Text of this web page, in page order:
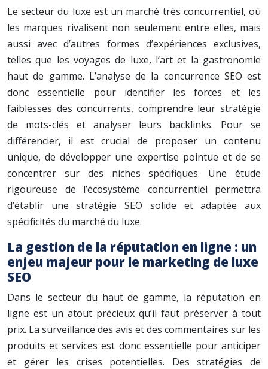
Le secteur du luxe est un marché très concurrentiel, où
les marques rivalisent non seulement entre elles, mais
aussi avec d’autres formes d’expériences exclusives,
telles que les voyages de luxe, l’art et la gastronomie
haut de gamme. L’analyse de la concurrence SEO est
donc essentielle pour identifier les forces et les
faiblesses des concurrents, comprendre leur stratégie
de mots-clés et analyser leurs backlinks. Pour se
différencier, il est crucial de proposer un contenu
unique, de développer une expertise pointue et de se
concentrer sur des niches spécifiques. Une étude
rigoureuse de l’écosystème concurrentiel permettra
d’établir une stratégie SEO solide et adaptée aux
spécificités du marché du luxe.
La gestion de la réputation en ligne : un
enjeu majeur pour le marketing de luxe
SEO
Dans le secteur du haut de gamme, la réputation en
ligne est un atout précieux qu’il faut préserver à tout
prix. La surveillance des avis et des commentaires sur les
produits et services est donc essentielle pour anticiper
et gérer les crises potentielles. Des stratégies de